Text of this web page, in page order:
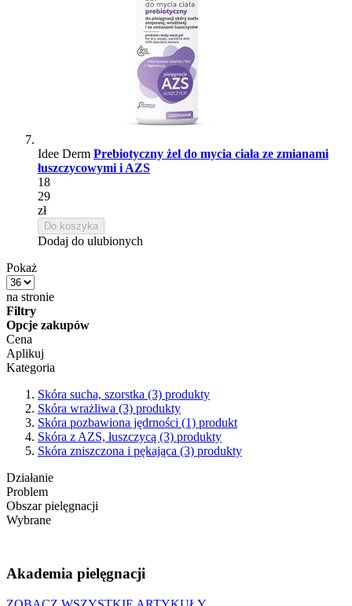
Idee Derm Prebiotyczny żel do mycia ciała ze zmianami
łuszczycowymi i AZS
18
29
zł
Do koszyka
Dodaj do ulubionych
Pokaż
na stronie
Filtry
Opcje zakupów
Cena
Aplikuj
Kategoria
Skóra sucha, szorstka (3) produkty
Skóra wrażliwa (3) produkty
Skóra pozbawiona jędrności (1) produkt
Skóra z AZS, łuszczycą (3) produkty
Skóra zniszczona i pękająca (3) produkty
Działanie
Problem
Obszar pielęgnacji
Wybrane
Akademia pielęgnacji